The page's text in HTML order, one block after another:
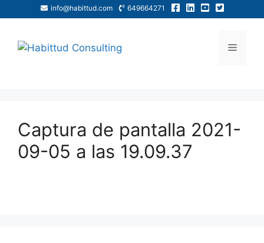
info@habittud.com 649664271
Captura de pantalla 2021-
09-05 a las 19.09.37